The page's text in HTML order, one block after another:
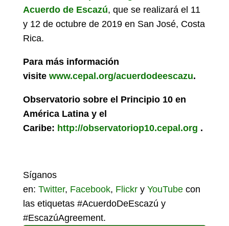
Acuerdo de Escazú, que se realizará el 11
y 12 de octubre de 2019 en San José, Costa
Rica.
Para más información
visite www.cepal.org/acuerdodeescazu.
Observatorio sobre el Principio 10 en
América Latina y el
Caribe: http://observatoriop10.cepal.org .
Síganos
en: Twitter, Facebook, Flickry YouTubecon
las etiquetas #AcuerdoDeEscazú y
#EscazúAgreement.